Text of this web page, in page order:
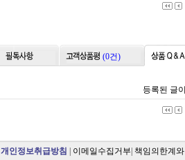
(0건)
등록된 글
개인정보취급방침 이메일수집거부 책임의한계